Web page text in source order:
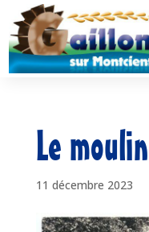
Le
11 décembre 2023